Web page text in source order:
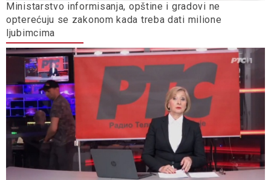
Ministarstvo informisanja, opštine i gradovi ne
opterećuju se zakonom kada treba dati milione
ljubimcima